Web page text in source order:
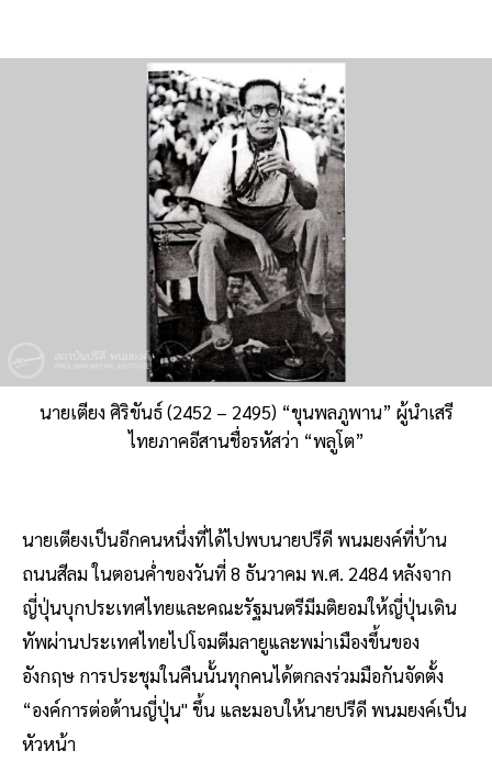
นายเตียง ศิริขันธ์ (2452 – 2495) “ขุนพลภูพาน” ผู้นำเสรี
ไทยภาคอีสานชื่อรหัสว่า “พลูโต”
นายเตียงเป็นอีกคนหนึ่งที่ได้ไปพบนายปรีดี พนมยงค์ที่บ้าน
ถนนสีลม ในตอนค่ําของวันที่ 8 ธันวาคม พ.ศ. 2484 หลังจาก
ญี่ปุ่นบุกประเทศไทยและคณะรัฐมนตรีมีมติยอมให้ญี่ปุ่นเดิน
ทัพผ่านประเทศไทยไปโจมตีมลายูและพม่าเมืองขึ้นของ
อังกฤษ การประชุมในคืนนั้นทุกคนได้ตกลงร่วมมือกันจัดตั้ง
“องค์การต่อต้านญี่ปุ่น" ขึ้น และมอบให้นายปรีดี พนมยงค์เป็น
หัวหน้า